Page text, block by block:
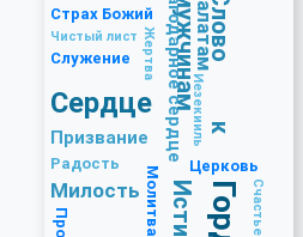
С
л
о
в
о
к
м
у
ж
ч
и
н
а
м
Благодарное сердце
Страх Божий
Чистый лист
Служение Галатам
Жертва
Сердце
Призвание
Счастье
Молитва
Иезекииль
Милость
Церковь
Радость